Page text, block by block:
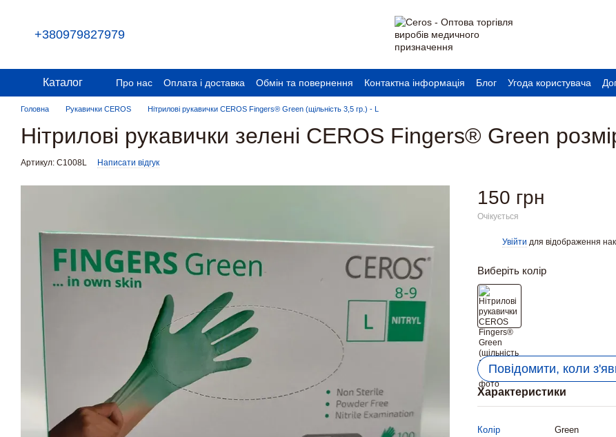
+380979827979
Каталог Про нас Оплата і доставка Обмін та повернення Контактна інформація Блог Угода користувача
Головна Рукавички CEROS Нітрилові рукавички CEROS Fingers® Green (щільність 3,5 гр.) - L
Нітрилові рукавички зелені CEROS Fingers® Green
Артикул: С1008L Написати відгук
150 грн
Очікується
Увійти для відображення
Виберіть колір
Повідомити, коли
Характеристики
Колір
Green